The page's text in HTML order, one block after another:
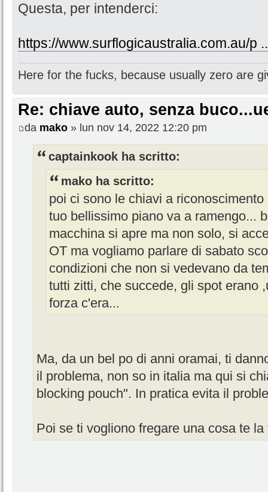
Questa, per intenderci:
https://www.surflogicaustralia.com.au/p
Here for the fucks, because usually zero are
Re: chiave auto, senza
da mako » lun nov 14, 2022 12:20 pm
captainkook ha scritto:
mako ha scritto:
poi ci sono le chiavi a
tuo bellissimo piano va a ramengo...
macchina si apre ma non solo, si
OT ma vogliamo parlare di sabato
condizioni che non si vedevano da
tutti zitti, che succede, gli spot erano
forza c'era...
Ma, da un bel po di anni oramai, ti
il problema, non so in italia ma qui si
blocking pouch". In pratica evita il
Poi se ti vogliono fregare una cosa te la